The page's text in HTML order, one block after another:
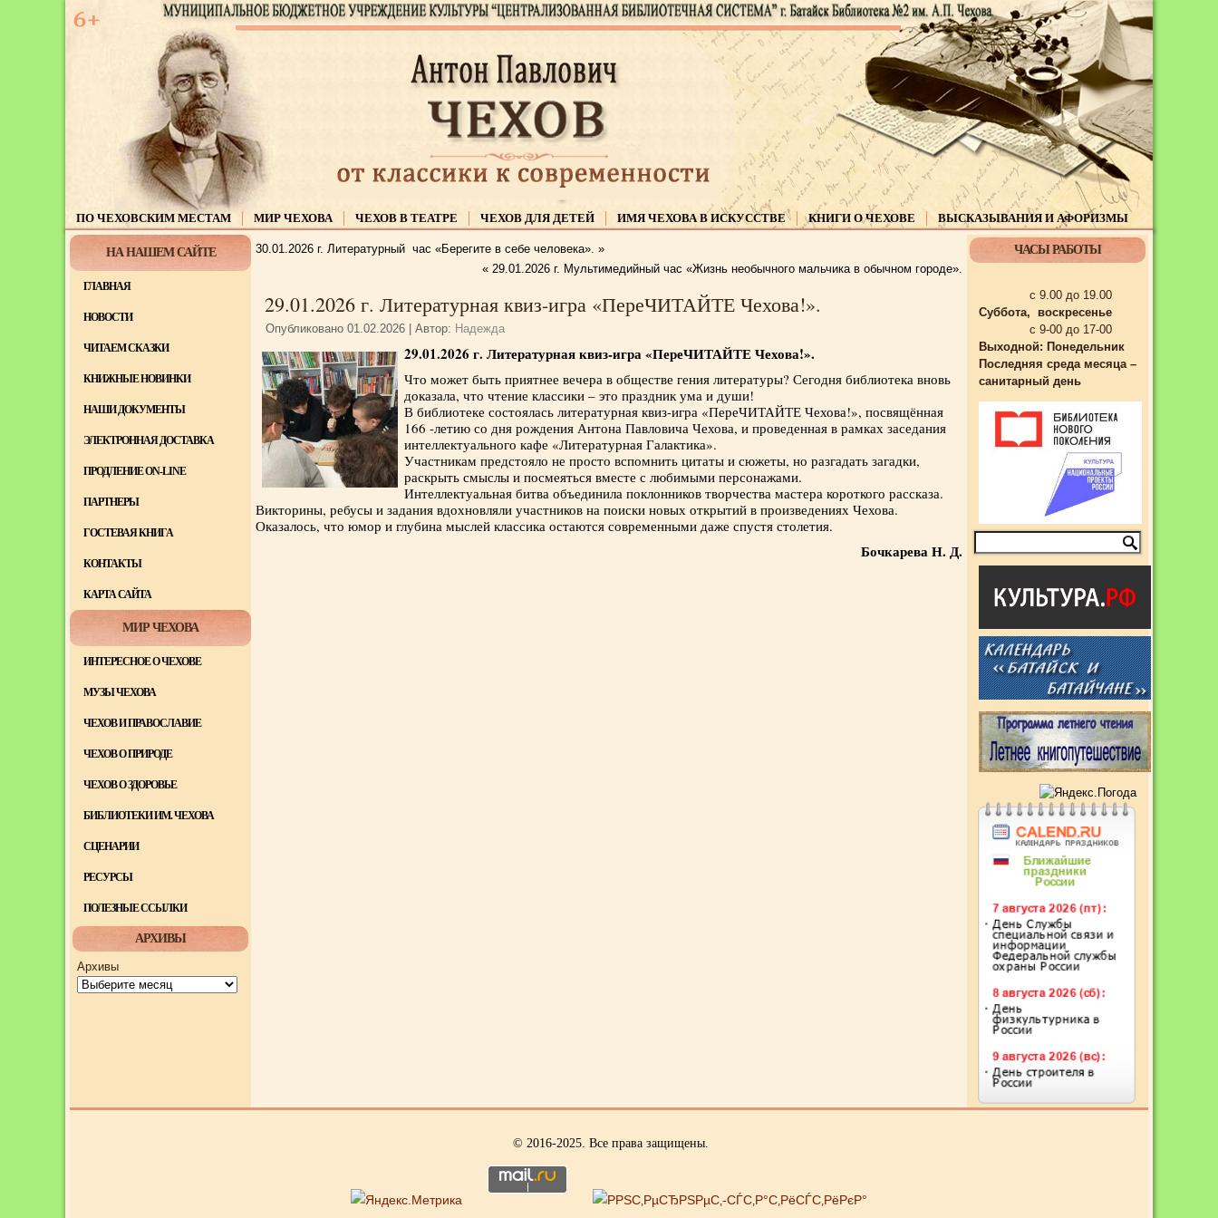
ПО ЧЕХОВСКИМ МЕСТАМ МИР ЧЕХОВА ЧЕХОВ В ТЕАТРЕ ЧЕХОВ ДЛЯ ДЕТЕЙ ИМЯ ЧЕХОВА В ИСКУССТВЕ КНИГИ О ЧЕХОВЕ ВЫСКАЗЫВАНИЯ И АФОРИЗМЫ
НА НАШЕМ САЙТЕ
ГЛАВНАЯ
НОВОСТИ
ЧИТАЕМ СКАЗКИ
КНИЖНЫЕ НОВИНКИ
НАШИ ДОКУМЕНТЫ
ЭЛЕКТРОННАЯ ДОСТАВКА
ПРОДЛЕНИЕ ON-LINE
ПАРТНЕРЫ
ГОСТЕВАЯ КНИГА
КОНТАКТЫ
КАРТА САЙТА
МИР ЧЕХОВА
ИНТЕРЕСНОЕ О ЧЕХОВЕ
МУЗЫ ЧЕХОВА
ЧЕХОВ И ПРАВОСЛАВИЕ
ЧЕХОВ О ПРИРОДЕ
ЧЕХОВ О ЗДОРОВЬЕ
БИБЛИОТЕКИ ИМ. ЧЕХОВА
СЦЕНАРИИ
РЕСУРСЫ
ПОЛЕЗНЫЕ ССЫЛКИ
АРХИВЫ
Архивы
30.01.2026 г. Литературный час «Берегите в себе человека». »
« 29.01.2026 г. Мультимедийный час «Жизнь необычного мальчика в обычном городе».
29.01.2026 г. Литературная квиз-игра «ПереЧИТАЙТЕ Чехова!».
Опубликовано 01.02.2026 Автор: Надежда
29.01.2026 г. Литературная квиз-игра «ПереЧИТАЙТЕ Чехова!».
Что может быть приятнее вечера в обществе гения литературы? Сегодня библиотека вновь
доказала, что чтение классики – это праздник ума и души!
В библиотеке состоялась литературная квиз-игра «ПереЧИТАЙТЕ Чехова!», посвящённая
166 -летию со дня рождения Антона Павловича Чехова, и проведенная в рамках заседания
интеллектуального кафе «Литературная Галактика».
Участникам предстояло не просто вспомнить цитаты и сюжеты, но разгадать загадки,
раскрыть смыслы и посмеяться вместе с любимыми персонажами.
Интеллектуальная битва объединила поклонников творчества мастера короткого рассказа.
Викторины, ребусы и задания вдохновляли участников на поиски новых открытий в произведениях Чехова.
Оказалось, что юмор и глубина мыслей классика остаются современными даже спустя столетия.
Бочкарева Н. Д.
ЧАСЫ РАБОТЫ
с 9.00 до 19.00
Суббота, воскресенье
с 9-00 до 17-00
Выходной: Понедельник
Последняя среда месяца –
санитарный день
© 2016-2025. Все права защищены.